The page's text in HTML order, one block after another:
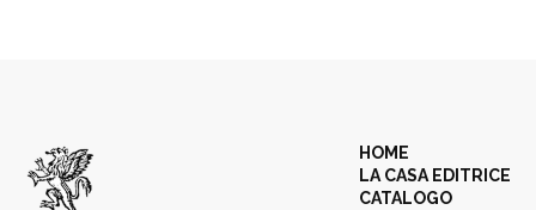
HOME
LA CASA EDITRICE
CATALOGO